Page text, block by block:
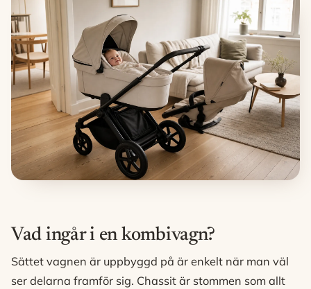
Vad ingår i en kombivagn?
Sättet vagnen är uppbyggd på är enkelt när man väl
ser delarna framför sig. Chassit är stommen som allt